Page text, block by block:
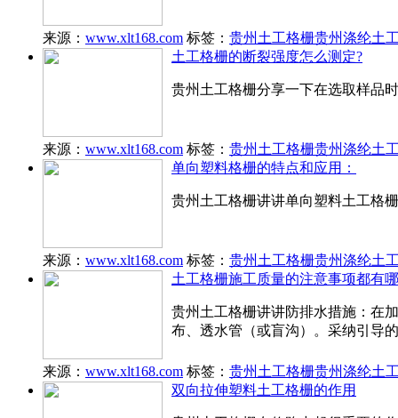
来源： www.xlt168.com 标签： 贵州土工格栅贵州涤纶土
土工格栅的断裂强度怎么测定?
贵州土工格栅分享一下在选取样品
来源： www.xlt168.com 标签： 贵州土工格栅贵州涤纶土
单向塑料格栅的特点和应用：
贵州土工格栅讲讲单向塑料土工格
来源： www.xlt168.com 标签： 贵州土工格栅贵州涤纶土
土工格栅施工质量的注意事项都有
贵州土工格栅讲讲防排水措施：在
布、透水管（或盲沟）。采纳引导
来源： www.xlt168.com 标签： 贵州土工格栅贵州涤纶土
双向拉伸塑料土工格栅的作用